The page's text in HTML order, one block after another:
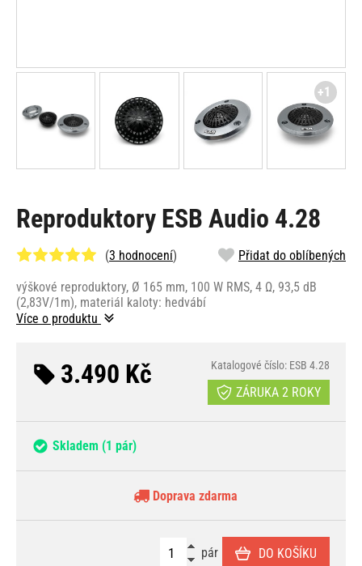
Reproduktory ESB Audio 4.28
(3 hodnocení) Přidat do oblíbených
výškové reproduktory, Ø 165 mm, 100 W RMS, 4 Ω, 93,5 dB
(2,83V/1m), materiál kaloty: hedvábí
Více o produktu
3.490 Kč Katalogové číslo: ESB 4.28
ZÁRUKA 2 ROKY
Skladem (1 pár)
Doprava zdarma
pár DO KOŠÍKU
+1